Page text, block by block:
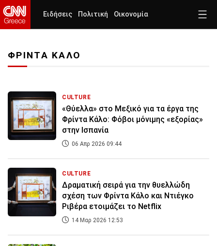
Ειδήσεις Πολιτική Οικονομία
ΦΡΙΝΤΑ ΚΑΛΟ
CULTURE
«Θύελλα» στο Μεξικό για τα έργα της
Φρίντα Κάλο: Φόβοι μόνιμης «εξορίας»
στην Ισπανία
06 Απρ 2026 09:44
CULTURE
Δραματική σειρά για την θυελλώδη
σχέση των Φρίντα Κάλο και Ντιέγκο
Ριβέρα ετοιμάζει το Netflix
14 Μαρ 2026 12:53